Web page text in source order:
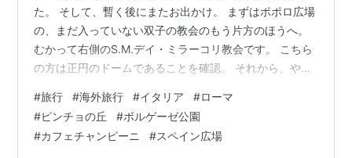
た。 そして、暫く後にまたお出かけ。 まずはポポロ広場
の、まだ入っていない双子の教会のもう片方のほうへ。
むかって右側のS.M.デイ・ミラーコリ教会です。 こちら
の方は正円のドームであることを確認。 それから、やっ
かりでしたからね。 ピンチョの丘からの眺め～💕 遠くに
サンピエトロ大聖堂が・・・ この日は雲が多くて、綺麗
な夕日が見れそうにありませんでした。 それで、お腹も
#旅行 #海外旅行 #イタリア #ローマ
#ピンチョの丘 #ボルゲーゼ公園
#カフェチャンピーニ #スペイン広場